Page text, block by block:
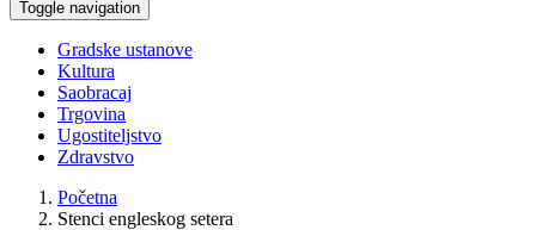
Toggle navigation
Gradske ustanove
Kultura
Saobracaj
Trgovina
Ugostiteljstvo
Zdravstvo
Početna
Stenci engleskog setera